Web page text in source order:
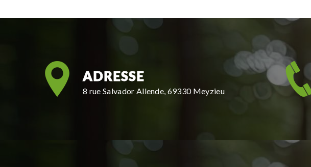
ADRESSE
8 rue Salvador Allende, 69330 Meyzieu